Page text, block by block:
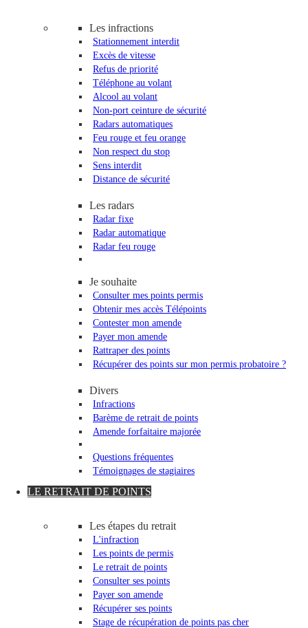
Les infractions
Stationnement interdit
Excès de vitesse
Refus de priorité
Téléphone au volant
Alcool au volant
Non-port ceinture de sécurité
Radars automatiques
Feu rouge et feu orange
Non respect du stop
Sens interdit
Distance de sécurité
Les radars
Radar fixe
Radar automatique
Radar feu rouge
Je souhaite
Consulter mes points permis
Obtenir mes accès Télépoints
Contester mon amende
Payer mon amende
Rattraper des points
Récupérer des points sur mon permis probatoire ?
Divers
Infractions
Barème de retrait de points
Amende forfaitaire majorée
Questions fréquentes
Témoignages de stagiaires
LE RETRAIT DE POINTS
Les étapes du retrait
L'infraction
Les points de permis
Le retrait de points
Consulter ses points
Payer son amende
Récupérer ses points
Stage de récupération de points pas cher